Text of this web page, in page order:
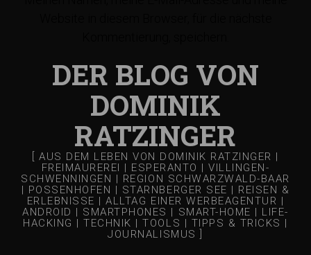
N
DER BLOG VON
DOMINIK
RATZINGER
[ AUS DEM LEBEN VON DOMINIK RATZINGER |
FREIMAUREREI | ESPERANTO | VILLINGEN-
SCHWENNINGEN | REGION SCHWARZWALD-BAAR
| POSSENHOFEN | STARNBERGER SEE | REISEN &
ERLEBNISSE | ALLTAG EINER WERBEAGENTUR |
ANDROID | SMARTPHONES | SMART-HOME | LIFE-
HACKING | TECHNIK | TOOLS | TIPPS & TRICKS |
JOURNALISMUS ]